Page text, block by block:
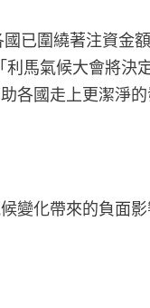
已圍繞著注資金
馬氣候大會將決
各國走上更潔淨
變化帶來的負面